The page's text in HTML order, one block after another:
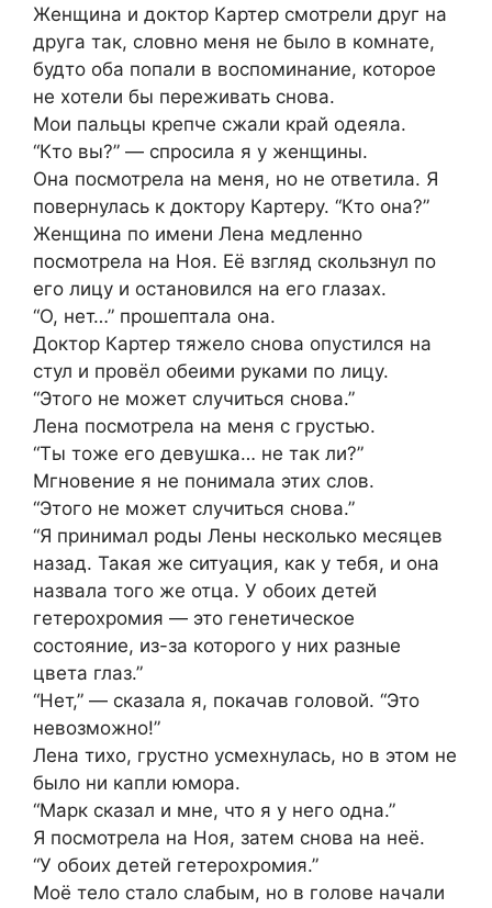
Женщина и доктор Картер смотрели друг на
друга так, словно меня не было в комнате,
будто оба попали в воспоминание, которое
не хотели бы переживать снова.
Мои пальцы крепче сжали край одеяла.
“Кто вы?” — спросила я у женщины.
Она посмотрела на меня, но не ответила. Я
повернулась к доктору Картеру. “Кто она?”
Женщина по имени Лена медленно
посмотрела на Ноя. Её взгляд скользнул по
его лицу и остановился на его глазах.
“О, нет…” прошептала она.
Доктор Картер тяжело снова опустился на
стул и провёл обеими руками по лицу.
“Этого не может случиться снова.”
Лена посмотрела на меня с грустью.
“Ты тоже его девушка… не так ли?”
Мгновение я не понимала этих слов.
“Этого не может случиться снова.”
“Я принимал роды Лены несколько месяцев
назад. Такая же ситуация, как у тебя, и она
назвала того же отца. У обоих детей
гетерохромия — это генетическое
состояние, из-за которого у них разные
цвета глаз.”
“Нет,” — сказала я, покачав головой. “Это
невозможно!”
Лена тихо, грустно усмехнулась, но в этом не
было ни капли юмора.
“Марк сказал и мне, что я у него одна.”
Я посмотрела на Ноя, затем снова на неё.
“У обоих детей гетерохромия.”
Моё тело стало слабым, но в голове начали